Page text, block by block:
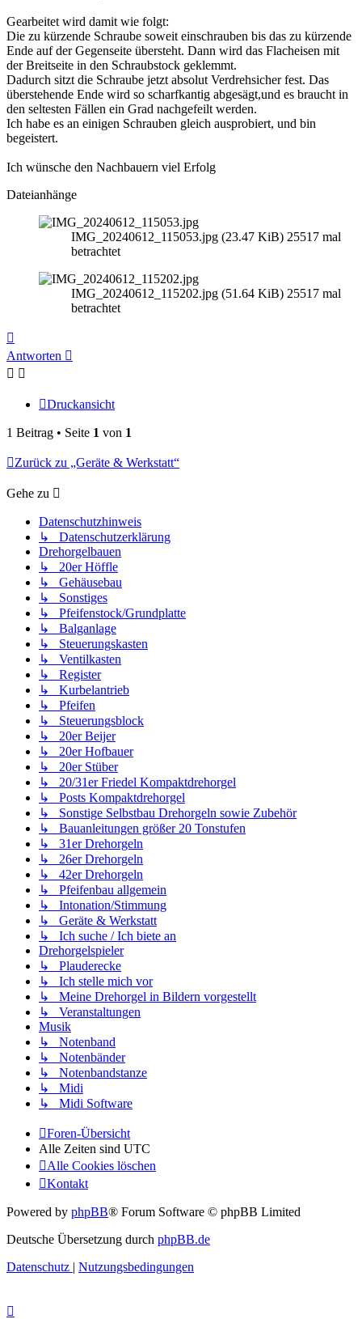
Gearbeitet wird damit wie folgt:
Die zu kürzende Schraube soweit einschrauben bis das zu kürzende
Ende auf der Gegenseite übersteht. Dann wird das Flacheisen mit
der Breitseite in den Schraubstock geklemmt.
Dadurch sitzt die Schraube jetzt absolut Verdrehsicher fest. Das
überstehende Ende wird so scharfkantig abgesägt,und es braucht in
den seltesten Fällen ein Grad nachgefeilt werden.
Ich habe es an einigen Schrauben gleich ausprobiert, und bin
begeistert.
Ich wünsche den Nachbauern viel Erfolg
Dateianhänge
IMG_20240612_115053.jpg (23.47 KiB) 25517 mal
betrachtet
IMG_20240612_115202.jpg (51.64 KiB) 25517 mal
betrachtet
oben
Antworten
Druckansicht
1 Beitrag • Seite 1 von 1
Zurück zu „Geräte & Werkstatt“
Gehe zu
Datenschutzhinweis
↳ Datenschutzerklärung
Drehorgelbauen
↳ 20er Höffle
↳ Gehäusebau
↳ Sonstiges
↳ Pfeifenstock/Grundplatte
↳ Balganlage
↳ Steuerungskasten
↳ Ventilkasten
↳ Register
↳ Kurbelantrieb
↳ Pfeifen
↳ Steuerungsblock
↳ 20er Beijer
↳ 20er Hofbauer
↳ 20er Stüber
↳ 20/31er Friedel Kompaktdrehorgel
↳ Posts Kompaktdrehorgel
↳ Sonstige Selbstbau Drehorgeln sowie Zubehör
↳ Bauanleitungen größer 20 Tonstufen
↳ 31er Drehorgeln
↳ 26er Drehorgeln
↳ 42er Drehorgeln
↳ Pfeifenbau allgemein
↳ Intonation/Stimmung
↳ Geräte & Werkstatt
↳ Ich suche / Ich biete an
Drehorgelspieler
↳ Plauderecke
↳ Ich stelle mich vor
↳ Meine Drehorgel in Bildern vorgestellt
↳ Veranstaltungen
Musik
↳ Notenband
↳ Notenbänder
↳ Notenbandstanze
↳ Midi
↳ Midi Software
Foren-Übersicht
Alle Zeiten sind UTC
Alle Cookies löschen
Kontakt
Powered by phpBB® Forum Software © phpBB Limited
Deutsche Übersetzung durch phpBB.de
Datenschutz | Nutzungsbedingungen